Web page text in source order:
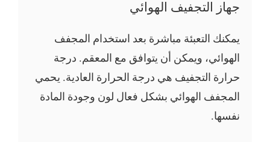
جهاز التجفيف الهوائي
يمكنك التعبئة مباشرة بعد استخدام المجفف
الهوائي، ويمكن أن يتوافق مع المعقم. درجة
حرارة التجفيف هي درجة الحرارة العادية. يحمي
المجفف الهوائي بشكل فعال لون وجودة المادة
نفسها.